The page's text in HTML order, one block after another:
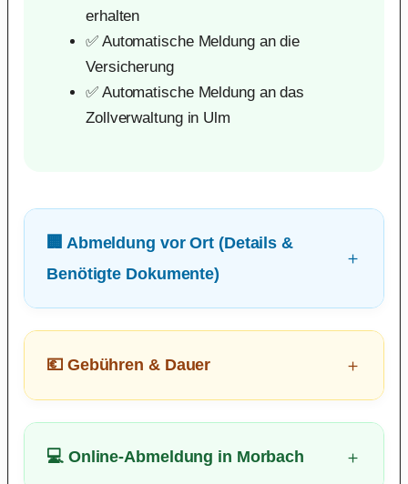
erhalten
✅ Automatische Meldung an die
Versicherung
✅ Automatische Meldung an das
Zollverwaltung in Ulm
🏢 Abmeldung vor Ort (Details &
Benötigte Dokumente)
💶 Gebühren & Dauer
💻 Online-Abmeldung in Morbach